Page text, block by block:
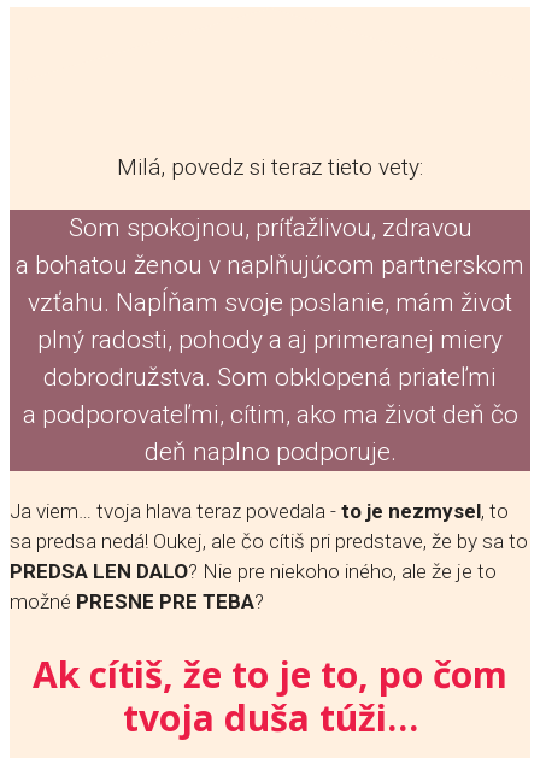
Milá, povedz si teraz tieto vety:
Som spokojnou, príťažlivou, zdravou
a bohatou ženou v naplňujúcom partnerskom
vzťahu. Napĺňam svoje poslanie, mám život
plný radosti, pohody a aj primeranej miery
dobrodružstva. Som obklopená priateľmi
a podporovateľmi, cítim, ako ma život deň čo
deň naplno podporuje.
Ja viem… tvoja hlava teraz povedala - to je nezmysel, to
sa predsa nedá! Oukej, ale čo cítiš pri predstave, že by sa to
PREDSA LEN DALO? Nie pre niekoho iného, ale že je to
možné PRESNE PRE TEBA?
Ak cítiš, že to je to, po čom
tvoja duša túži…